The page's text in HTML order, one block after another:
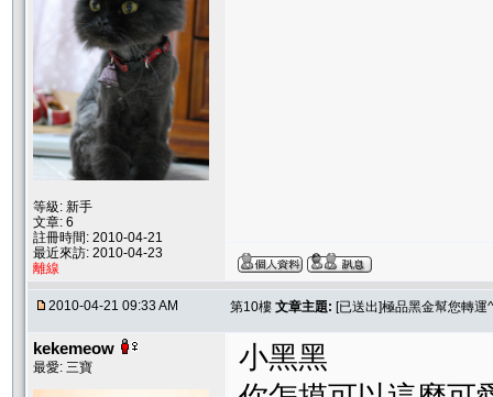
等級: 新手
文章: 6
註冊時間: 2010-04-21
最近來訪: 2010-04-23
離線
2010-04-21 09:33 AM 第10樓 文章主題: [已送出]極品黑金幫您轉運
kekemeow
最愛: 三寶
小黑黑